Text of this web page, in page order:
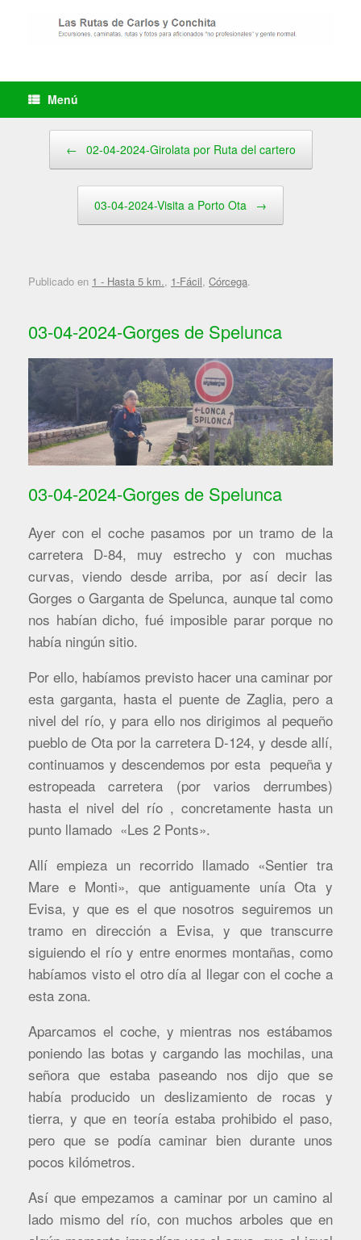
Menú
← 02-04-2024-Girolata por Ruta del cartero
03-04-2024-Visita a Porto Ota →
Publicado en 1 - Hasta 5 km., 1-Fácil, Córcega.
03-04-2024-Gorges de Spelunca
03-04-2024-Gorges de Spelunca
Ayer con el coche pasamos por un tramo de la
carretera D-84, muy estrecho y con muchas
curvas, viendo desde arriba, por así decir las
Gorges o Garganta de Spelunca, aunque tal como
nos habían dicho, fué imposible parar porque no
había ningún sitio.
Por ello, habíamos previsto hacer una caminar por
esta garganta, hasta el puente de Zaglia, pero a
nivel del río, y para ello nos dirigimos al pequeño
pueblo de Ota por la carretera D-124, y desde allí,
continuamos y descendemos por esta pequeña y
estropeada carretera (por varios derrumbes)
hasta el nivel del río , concretamente hasta un
punto llamado «Les 2 Ponts».
Allí empieza un recorrido llamado «Sentier tra
Mare e Monti», que antiguamente unía Ota y
Evisa, y que es el que nosotros seguiremos un
tramo en dirección a Evisa, y que transcurre
siguiendo el río y entre enormes montañas, como
habíamos visto el otro día al llegar con el coche a
esta zona.
Aparcamos el coche, y mientras nos estábamos
poniendo las botas y cargando las mochilas, una
señora que estaba paseando nos dijo que se
había producido un deslizamiento de rocas y
tierra, y que en teoría estaba prohibido el paso,
pero que se podía caminar bien durante unos
pocos kilómetros.
Así que empezamos a caminar por un camino al
lado mismo del río, con muchos arboles que en